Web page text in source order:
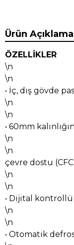
Ürün
ÖZELLİKLER
\n
\n
• İç, dış gövde
\n
\n
• 60mm
\n
\n
çevre dostu
\n
\n
• Dijital
\n
\n
• Otomatik